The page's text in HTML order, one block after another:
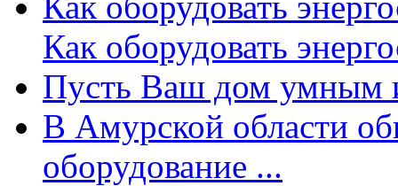
Как оборудовать
Пусть Ваш дом умным
В Амурской области
оборудование ...